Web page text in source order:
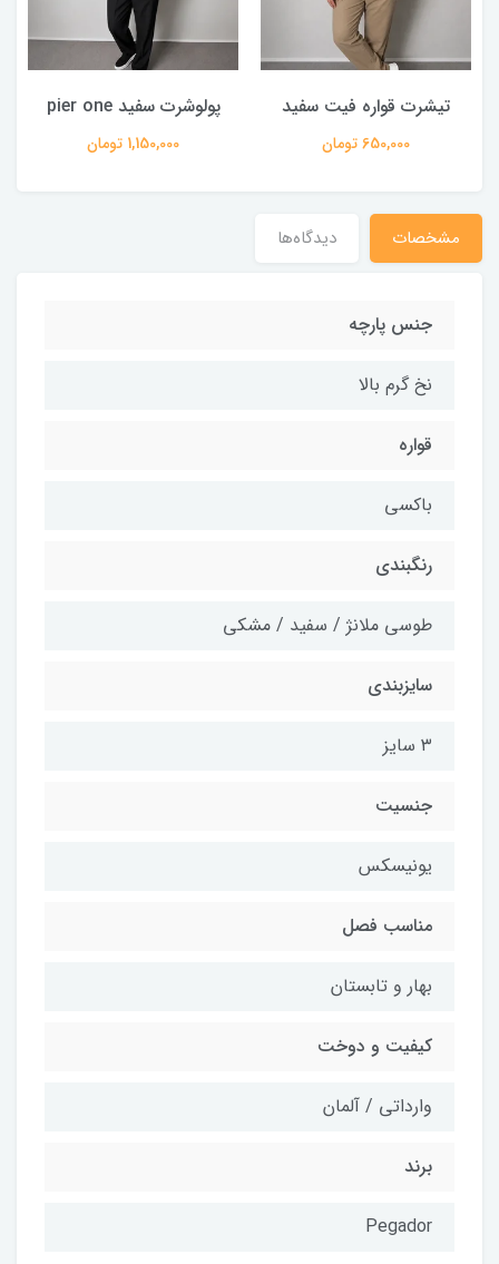
تیشرت قواره فیت سفید
650,000 تومان
پولوشرت سفید pier one
1,150,000 تومان
مشخصات دیدگاه‌ها
جنس پارچه
نخ گرم بالا
قواره
باکسی
رنگبندی
طوسی ملانژ / سفید / مشکی
سایزبندی
۳ سایز
جنسیت
یونیسکس
مناسب فصل
بهار و تابستان
کیفیت و دوخت
وارداتی / آلمان
برند
Pegador